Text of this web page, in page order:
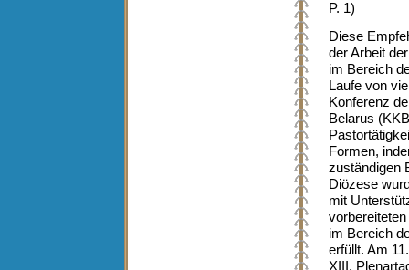
P. 1)
Diese
der Arbeit
im Bereich
Laufe von
Konferenz
Belarus
Formen,
zuständigen
Diözese
mit
im Bereich
erfüllt. Am
XIII.